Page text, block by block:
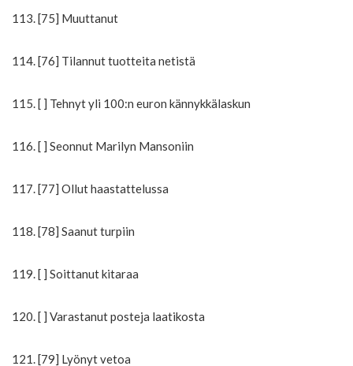
113. [75] Muuttanut
114. [76] Tilannut tuotteita netistä
115. [ ] Tehnyt yli 100:n euron kännykkälaskun
116. [ ] Seonnut Marilyn Mansoniin
117. [77] Ollut haastattelussa
118. [78] Saanut turpiin
119. [ ] Soittanut kitaraa
120. [ ] Varastanut posteja laatikosta
121. [79] Lyönyt vetoa